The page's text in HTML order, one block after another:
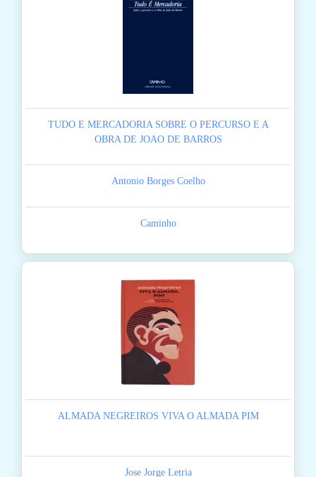
TUDO E MERCADORIA SOBRE O PERCURSO E A
OBRA DE JOAO DE BARROS
Antonio Borges Coelho
Caminho
ALMADA NEGREIROS VIVA O ALMADA PIM
Jose Jorge Letria